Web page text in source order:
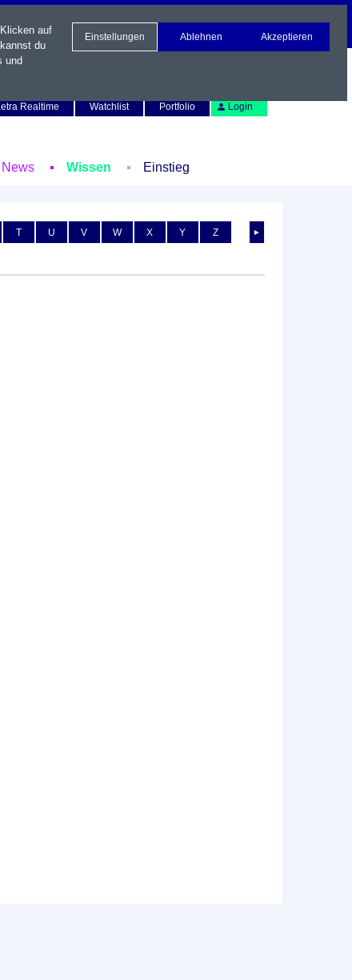
Realtime
Watchlist Portfolio Login
News Wissen Einstieg
►
T U V W X Y Z
auf
du
und
Einstellungen Ablehnen Akzeptieren